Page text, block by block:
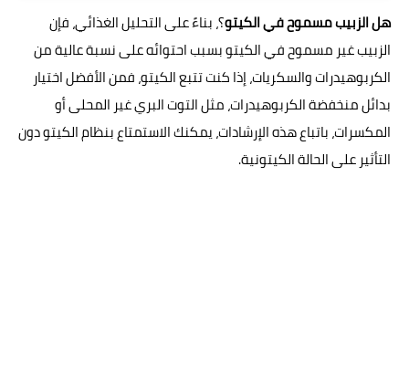
هل الزبيب مسموح في الكيتو؟، بناءً على التحليل الغذائي، فإن
الزبيب غير مسموح في الكيتو بسبب احتوائه على نسبة عالية من
الكربوهيدرات والسكريات، إذا كنت تتبع الكيتو، فمن الأفضل اختيار
بدائل منخفضة الكربوهيدرات، مثل التوت البري غير المحلى أو
المكسرات، باتباع هذه الإرشادات، يمكنك الاستمتاع بنظام الكيتو دون
التأثير على الحالة الكيتونية.